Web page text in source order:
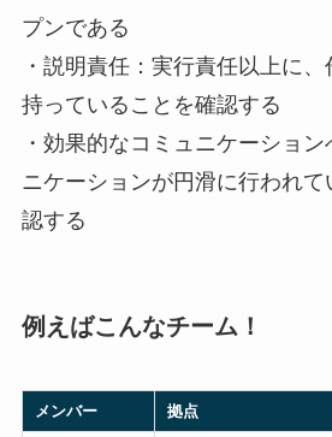
プンである
・説明責任：実行責任以上に
持っていることを確認する
・効果的なコミュニケーション
ニケーションが円滑に行われ
認する
例えばこんなチーム！
メンバー 拠点